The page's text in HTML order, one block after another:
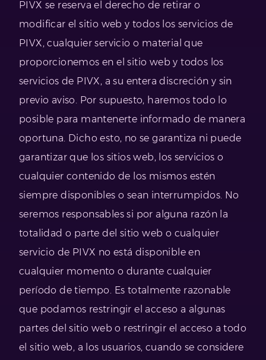
PIVX se reserva el derecho de retirar o
modificar el sitio web y todos los servicios de
PIVX, cualquier servicio o material que
proporcionemos en el sitio web y todos los
servicios de PIVX, a su entera discreción y sin
previo aviso. Por supuesto, haremos todo lo
posible para mantenerte informado de manera
oportuna. Dicho esto, no se garantiza ni puede
garantizar que los sitios web, los servicios o
cualquier contenido de los mismos estén
siempre disponibles o sean interrumpidos. No
seremos responsables si por alguna razón la
totalidad o parte del sitio web o cualquier
servicio de PIVX no está disponible en
cualquier momento o durante cualquier
período de tiempo. Es totalmente razonable
que podamos restringir el acceso a algunas
partes del sitio web o restringir el acceso a todo
el sitio web, a los usuarios, cuando se considere